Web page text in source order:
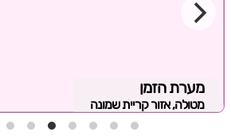
מערת הזמן
מטולה, אזור קריית שמונה